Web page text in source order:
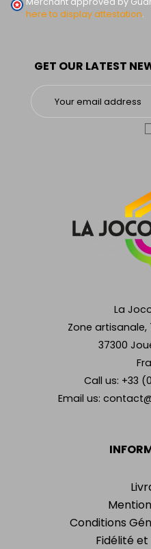
Conditions
Fidélité
La
Zone artisanale,
37300
Call us: +33
Email us:
GET OUR LATEST
here to display attestation.